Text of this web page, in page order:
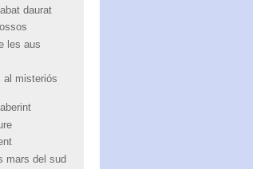
daurat
les aus
al misteriós
mars del sud